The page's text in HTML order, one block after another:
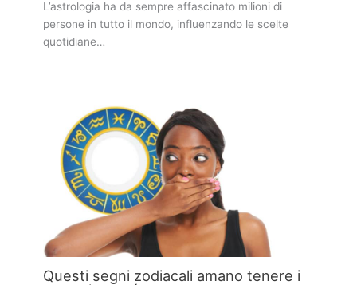
L’astrologia ha da sempre affascinato milioni di
persone in tutto il mondo, influenzando le scelte
quotidiane…
Questi segni zodiacali amano tenere i